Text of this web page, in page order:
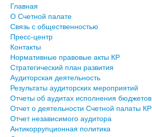
Главная
О Счетной палате
Связь с общественностью
Пресс-центр
Контакты
Нормативные правовые акты КР
Стратегический план развития
Аудиторская деятельность
Результаты аудиторских мероприятий
Отчеты об аудитах исполнения бюджетов
Отчет о деятельности Счетной палаты КР
Отчет независимого аудитора
Антикоррупционная политика